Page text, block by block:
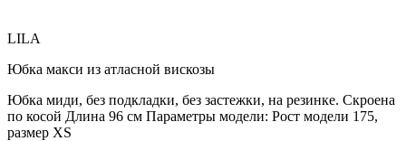
LILA
Юбка макси из атласной вискозы
Юбка миди, без подкладки, без застежки, на резинке. Скроена
по косой Длина 96 см Параметры модели: Рост модели 175,
размер XS